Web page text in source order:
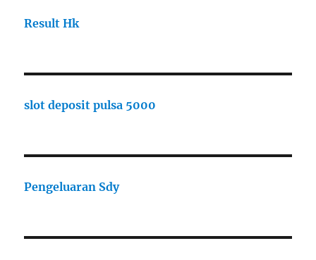
Result Hk
slot deposit pulsa 5000
Pengeluaran Sdy